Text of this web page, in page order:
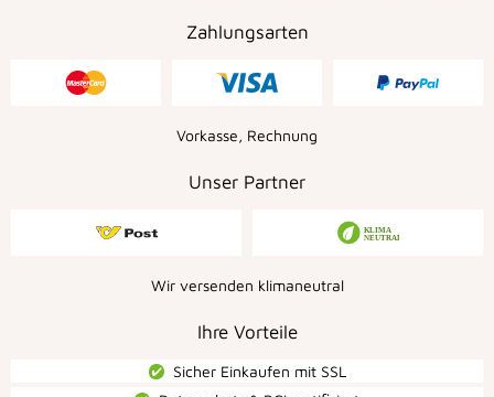
Zahlungsarten
Vorkasse, Rechnung
Unser Partner
Wir versenden klimaneutral
Ihre Vorteile
Sicher Einkaufen mit SSL